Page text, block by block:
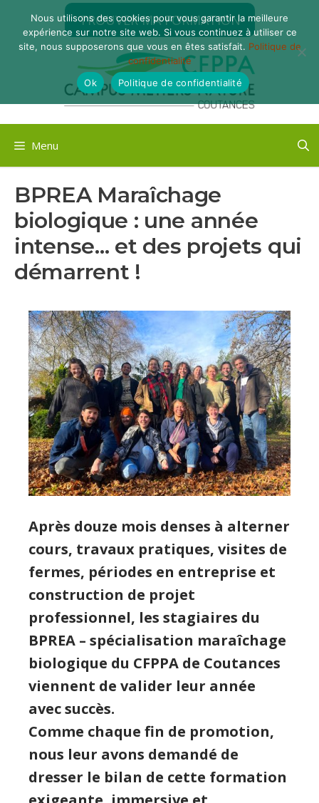
contenu
TROUVER MA FORMATION
Menu
BPREA Maraîchage
biologique : une année
intense… et des projets qui
démarrent !
Après douze mois denses à alterner
cours, travaux pratiques, visites de
fermes, périodes en entreprise et
construction de projet
professionnel, les stagiaires du
BPREA – spécialisation maraîchage
biologique du CFPPA de Coutances
viennent de valider leur année
avec succès.
Comme chaque fin de promotion,
nous leur avons demandé de
dresser le bilan de cette formation
Nous utilisons des cookies pour vous garantir la meilleure
expérience sur notre site web. Si vous continuez à utiliser ce
site, nous supposerons que vous en êtes satisfait. Politique de
confidentialité
Ok
Politique de confidentialité